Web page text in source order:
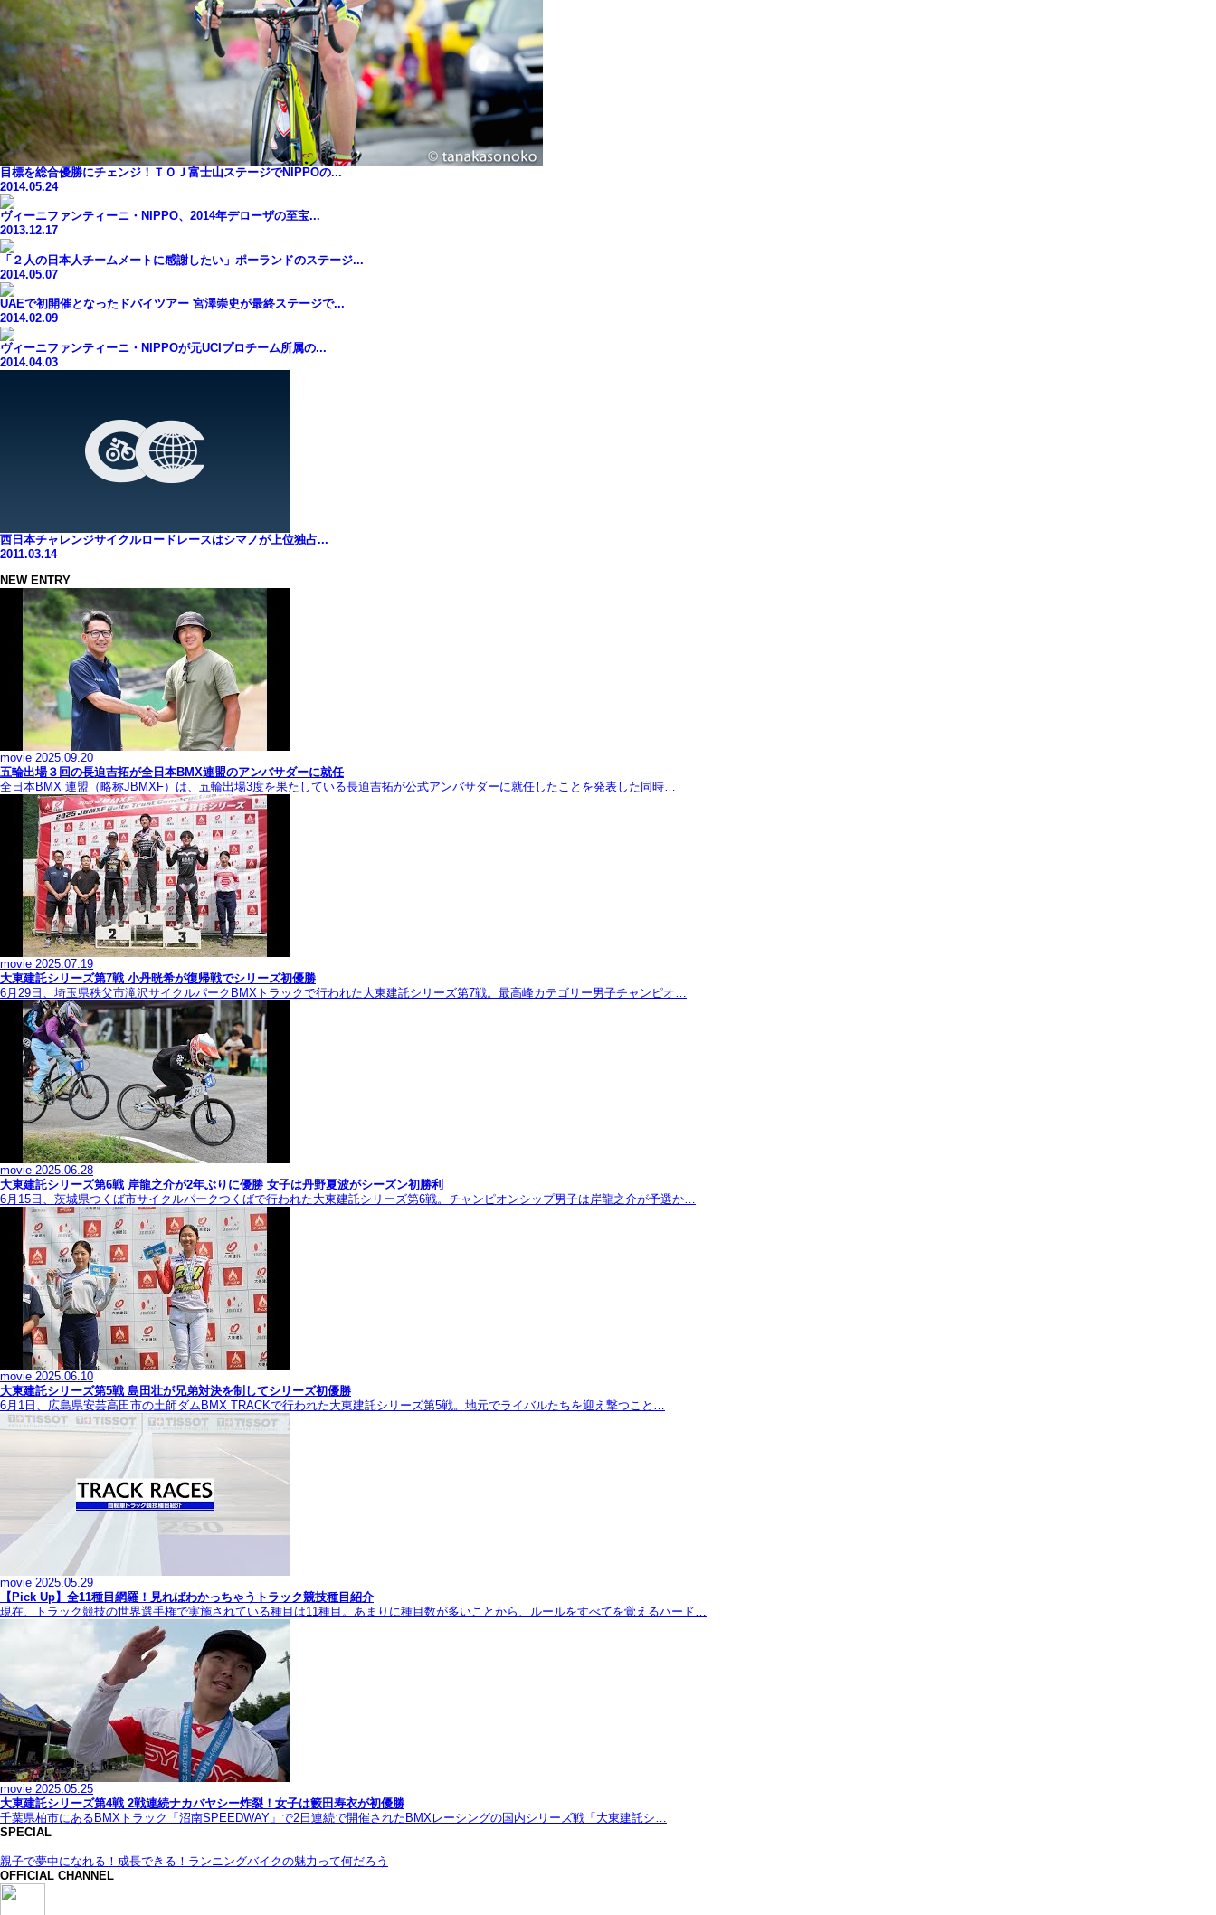
目標を総合優勝にチェンジ！ＴＯＪ富士山ステージでNIPPOの...
2014.05.24
ヴィーニファンティーニ・NIPPO、2014年デローザの至宝...
2013.12.17
「２人の日本人チームメートに感謝したい」ポーランドのステージ...
2014.05.07
UAEで初開催となったドバイツアー 宮澤崇史が最終ステージで...
2014.02.09
ヴィーニファンティーニ・NIPPOが元UCIプロチーム所属の...
2014.04.03
西日本チャレンジサイクルロードレースはシマノが上位独占...
2011.03.14
NEW ENTRY
movie 2025.09.20
五輪出場３回の長迫吉拓が全日本BMX連盟のアンバサダーに就任
全日本BMX 連盟（略称JBMXF）は、五輪出場3度を果たしている長迫吉拓が公式アンバサダーに就任したことを発表した同時…
movie 2025.07.19
大東建託シリーズ第7戦 ⼩丹晄希が復帰戦でシリーズ初優勝
6月29日、埼玉県秩父市滝沢サイクルパークBMXトラックで行われた大東建託シリーズ第7戦。最高峰カテゴリー男子チャンピオ…
movie 2025.06.28
大東建託シリーズ第6戦 岸龍之介が2年ぶりに優勝 女子は丹野夏波がシーズン初勝利
6月15日、茨城県つくば市サイクルパークつくばで行われた大東建託シリーズ第6戦。チャンピオンシップ男子は岸龍之介が予選か…
movie 2025.06.10
大東建託シリーズ第5戦 島田壮が兄弟対決を制してシリーズ初優勝
6月1日、広島県安芸高田市の土師ダムBMX TRACKで行われた大東建託シリーズ第5戦。地元でライバルたちを迎え撃つこと…
movie 2025.05.29
【Pick Up】全11種目網羅！見ればわかっちゃうトラック競技種目紹介
現在、トラック競技の世界選手権で実施されている種目は11種目。あまりに種目数が多いことから、ルールをすべてを覚えるハード…
movie 2025.05.25
大東建託シリーズ第4戦 2戦連続ナカバヤシー炸裂！女子は籔田寿衣が初優勝
千葉県柏市にあるBMXトラック「沼南SPEEDWAY」で2日連続で開催されたBMXレーシングの国内シリーズ戦「大東建託シ…
SPECIAL
親子で夢中になれる！成長できる！ランニングバイクの魅力って何だろう
OFFICIAL CHANNEL